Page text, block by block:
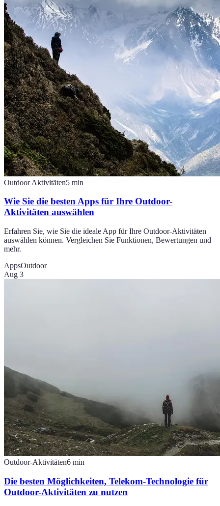
Outdoor Aktivitäten5 min
Wie Sie die besten Apps für Ihre Outdoor-
Aktivitäten auswählen
Erfahren Sie, wie Sie die ideale App für Ihre Outdoor-Aktivitäten
auswählen können. Vergleichen Sie Funktionen, Bewertungen und
mehr.
AppsOutdoor
Aug 3
Outdoor-Aktivitäten6 min
Die besten Möglichkeiten, Telekom-Technologie für
Outdoor-Aktivitäten zu nutzen